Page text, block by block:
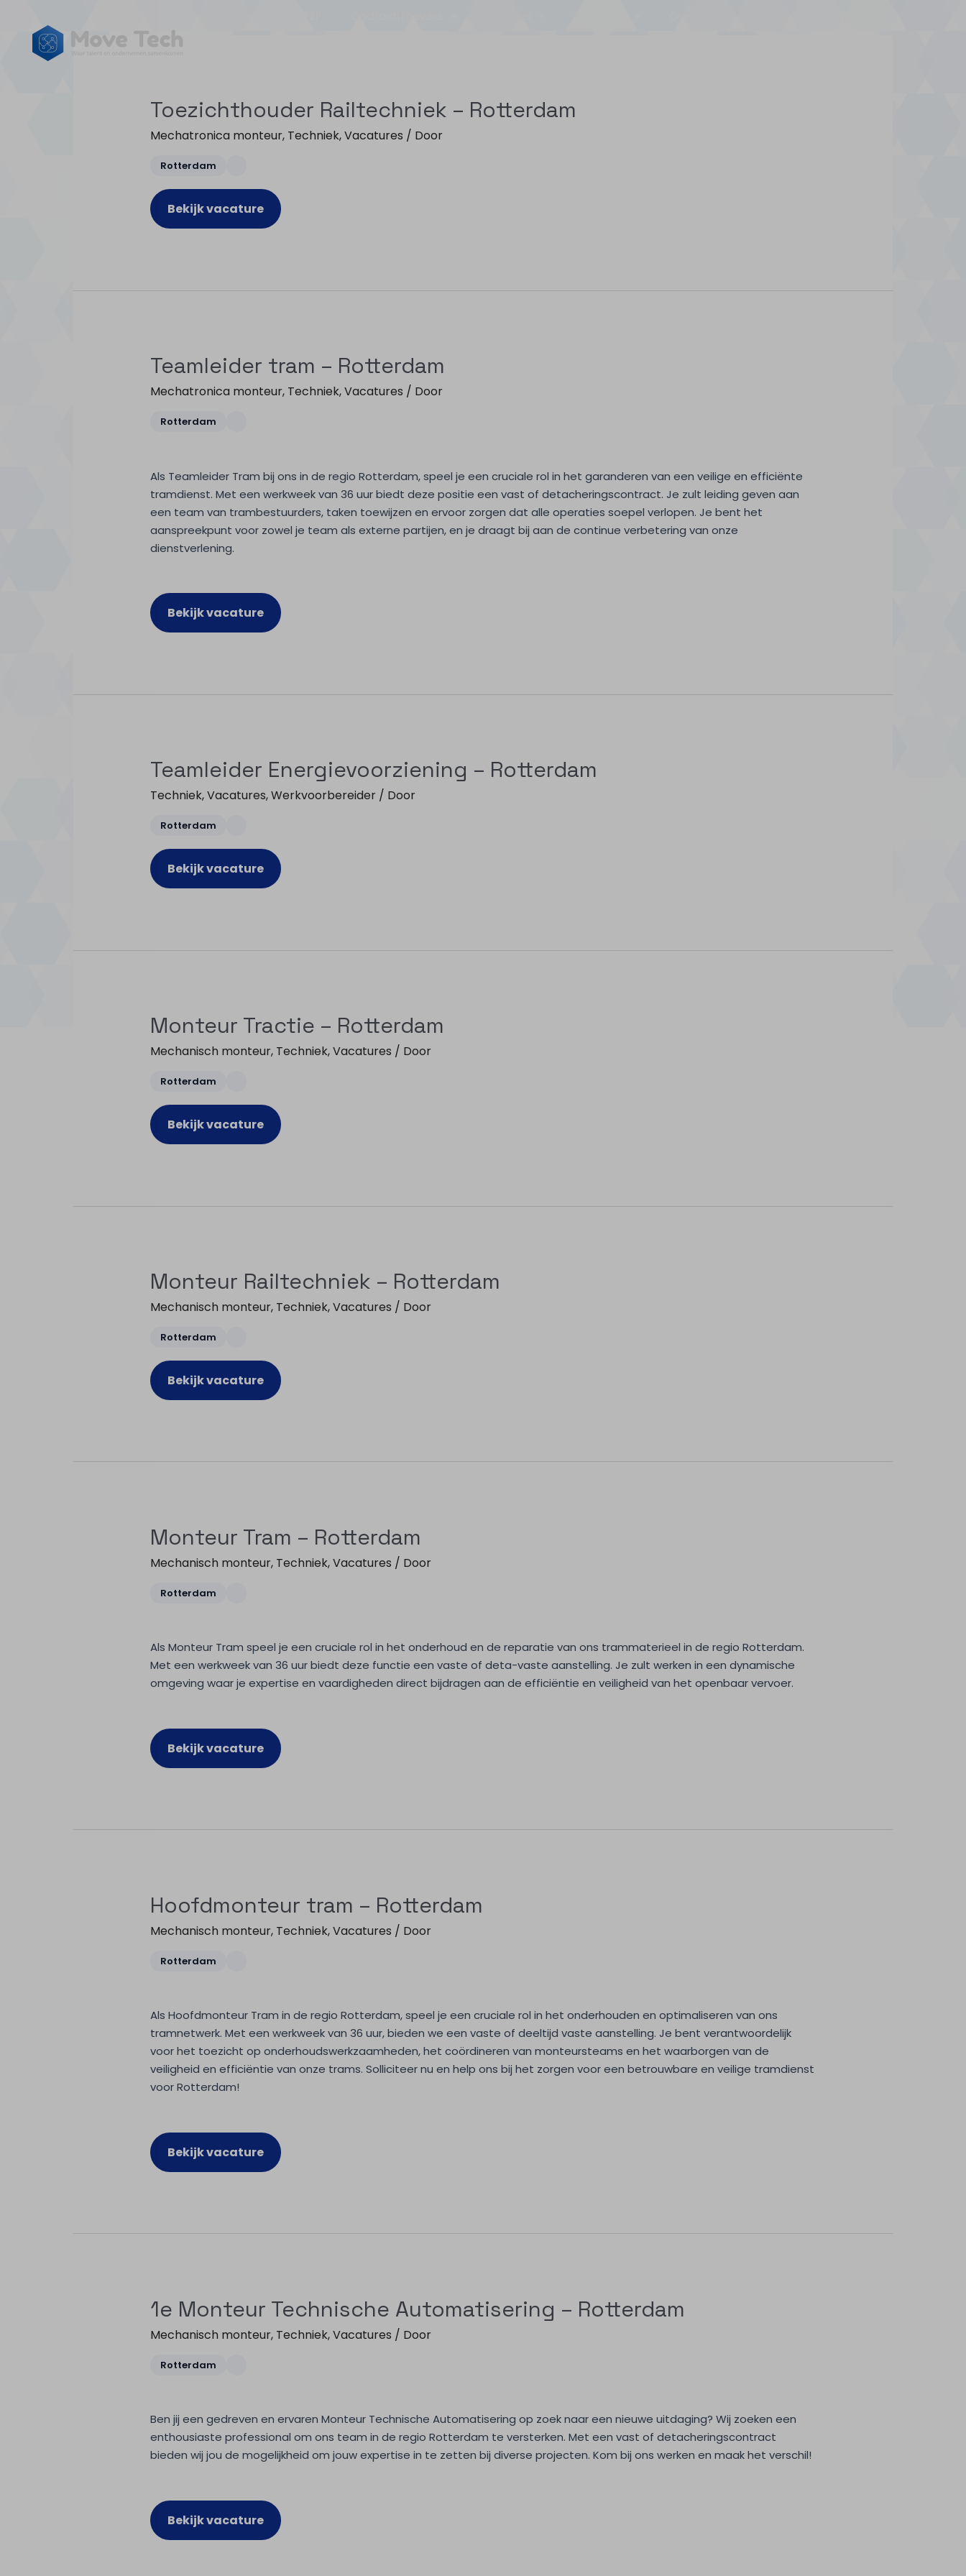
Toezichthouder Railtechniek – Rotterdam
Mechatronica monteur, Techniek,Vacatures / Door
Rotterdam
Bekijk vacature
Teamleider tram – Rotterdam
Mechatronica monteur, Techniek,Vacatures / Door
Rotterdam
Als Teamleider Tram bij ons in de regio Rotterdam, speel je een cruciale rol in het garanderen van een veilige en efficiënte
tramdienst. Met een werkweek van 36 uur biedt deze positie een vast of detacheringscontract. Je zult leiding geven aan
een team van trambestuurders, taken toewijzen en ervoor zorgen dat alle operaties soepel verlopen. Je bent het
aanspreekpunt voor zowel je team als externe partijen, en je draagt bij aan de continue verbetering van onze
dienstverlening.
Bekijk vacature
Teamleider Energievoorziening – Rotterdam
Techniek,Vacatures,Werkvoorbereider/ Door
Rotterdam
Bekijk vacature
Monteur Tractie – Rotterdam
Mechanisch monteur, Techniek,Vacatures / Door
Rotterdam
Bekijk vacature
Monteur Railtechniek – Rotterdam
Mechanisch monteur, Techniek,Vacatures / Door
Rotterdam
Bekijk vacature
Monteur Tram – Rotterdam
Mechanisch monteur, Techniek,Vacatures / Door
Rotterdam
Als Monteur Tram speel je een cruciale rol in het onderhoud en de reparatie van ons trammaterieel in de regio Rotterdam.
Met een werkweek van 36 uur biedt deze functie een vaste of deta-vaste aanstelling. Je zult werken in een dynamische
omgeving waar je expertise en vaardigheden direct bijdragen aan de efficiëntie en veiligheid van het openbaar vervoer.
Bekijk vacature
Hoofdmonteur tram – Rotterdam
Mechanisch monteur, Techniek,Vacatures / Door
Rotterdam
Als Hoofdmonteur Tram in de regio Rotterdam, speel je een cruciale rol in het onderhouden en optimaliseren van ons
tramnetwerk. Met een werkweek van 36 uur, bieden we een vaste of deeltijd vaste aanstelling. Je bent verantwoordelijk
voor het toezicht op onderhoudswerkzaamheden, het coördineren van monteursteams en het waarborgen van de
veiligheid en efficiëntie van onze trams. Solliciteer nu en help ons bij het zorgen voor een betrouwbare en veilige tramdienst
voor Rotterdam!
Bekijk vacature
1e Monteur Technische Automatisering – Rotterdam
Mechanisch monteur, Techniek,Vacatures / Door
Rotterdam
Ben jij een gedreven en ervaren Monteur Technische Automatisering op zoek naar een nieuwe uitdaging? Wij zoeken een
enthousiaste professional om ons team in de regio Rotterdam te versterken. Met een vast of detacheringscontract
bieden wij jou de mogelijkheid om jouw expertise in te zetten bij diverse projecten. Kom bij ons werken en maak het verschil!
Bekijk vacature